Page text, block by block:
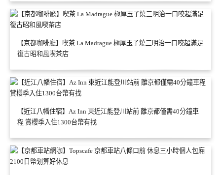
【京都咖啡廳】喫茶 La Madrague 極厚玉子燒三明治一口咬超滿足
復古昭和風喫茶店
【近江八幡住宿】Az Inn 東近江能登川站前 離京都僅需40分鐘車
程 賞櫻季入住1300台幣有找